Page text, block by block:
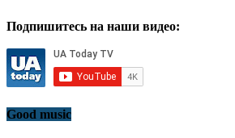
Подпишитесь на наши видео:
Good music